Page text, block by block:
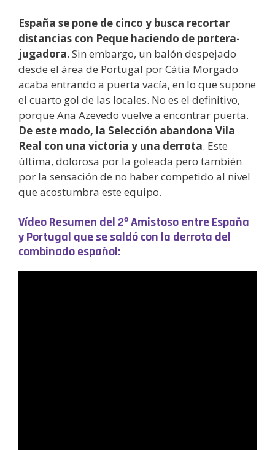
España se pone de cinco y busca recortar
distancias con Peque haciendo de portera-
jugadora. Sin embargo, un balón despejado
desde el área de Portugal por Cátia Morgado
acaba entrando a puerta vacía, en lo que supone
el cuarto gol de las locales. No es el definitivo,
porque Ana Azevedo vuelve a encontrar puerta.
De este modo, la Selección abandona Vila
Real con una victoria y una derrota. Este
última, dolorosa por la goleada pero también
por la sensación de no haber competido al nivel
que acostumbra este equipo.
Vídeo Resumen del 2º Amistoso entre España
y Portugal que se saldó con la derrota del
combinado español: